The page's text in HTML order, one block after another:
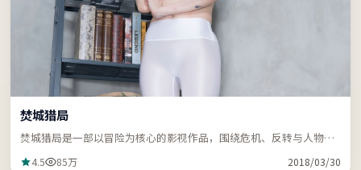
焚城猎局
焚城猎局是一部以冒险为核心的影视作品，围绕危机、反转与人物成
4.5 85万 2018/03/30